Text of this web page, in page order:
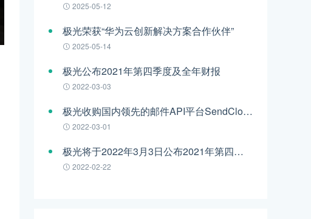
2025-05-12
极光荣获“华为云创新解决方案合作伙伴”
2025-05-14
极光公布2021年第四季度及全年财报
2022-03-03
极光收购国内领先的邮件API平台SendCloud
2022-03-01
极光将于2022年3月3日公布2021年第四季度及全年财报
2022-02-22